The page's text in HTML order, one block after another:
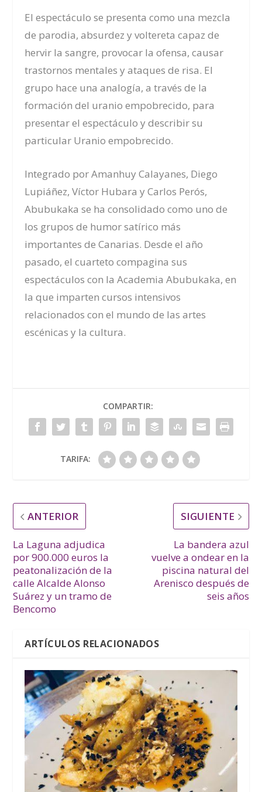
El espectáculo se presenta como una mezcla
de parodia, absurdez y voltereta capaz de
hervir la sangre, provocar la ofensa, causar
trastornos mentales y ataques de risa. El
grupo hace una analogía, a través de la
formación del uranio empobrecido, para
presentar el espectáculo y describir su
particular Uranio empobrecido.
Integrado por Amanhuy Calayanes, Diego
Lupiáñez, Víctor Hubara y Carlos Perós,
Abubukaka se ha consolidado como uno de
los grupos de humor satírico más
importantes de Canarias. Desde el año
pasado, el cuarteto compagina sus
espectáculos con la Academia Abubukaka, en
la que imparten cursos intensivos
relacionados con el mundo de las artes
escénicas y la cultura.
COMPARTIR:
TARIFA:
ANTERIOR
La Laguna adjudica
por 900.000 euros la
peatonalización de la
calle Alcalde Alonso
Suárez y un tramo de
Bencomo
SIGUIENTE
La bandera azul
vuelve a ondear en la
piscina natural del
Arenisco después de
seis años
ARTÍCULOS RELACIONADOS